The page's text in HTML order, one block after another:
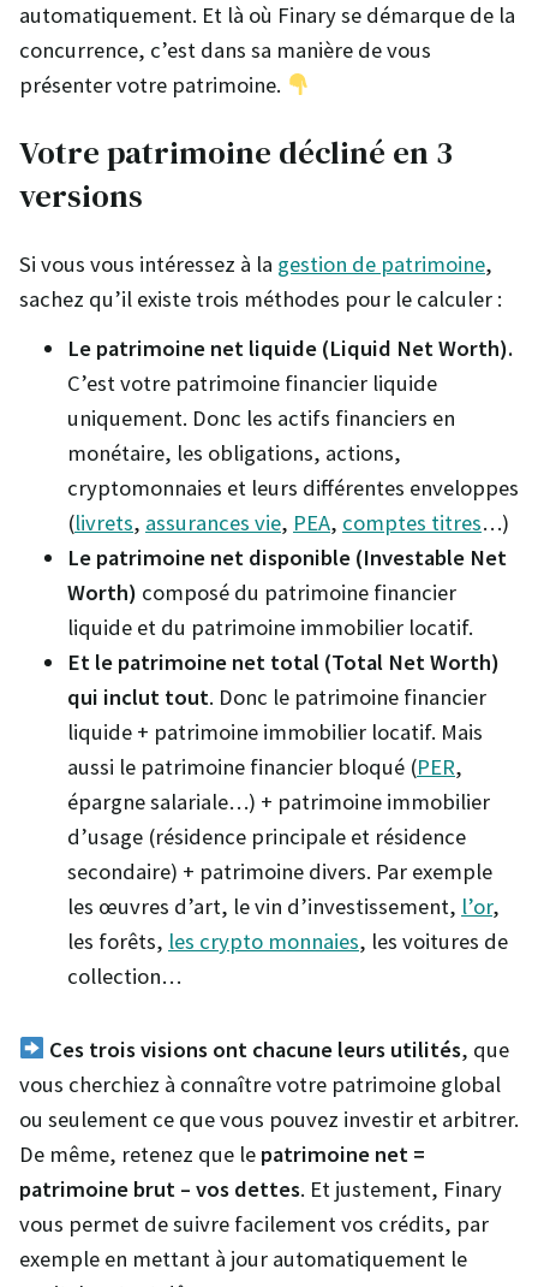
automatiquement. Et là où Finary se démarque de la
concurrence, c’est dans sa manière de vous
présenter votre patrimoine.
Votre patrimoine décliné en 3
versions
Si vous vous intéressez à la gestion de patrimoine,
sachez qu’il existe trois méthodes pour le calculer :
Le patrimoine net liquide (Liquid Net Worth).
C’est votre patrimoine financier liquide
uniquement. Donc les actifs financiers en
monétaire, les obligations, actions,
cryptomonnaies et leurs différentes enveloppes
(livrets, assurances vie, PEA, comptes titres…)
Le patrimoine net disponible (Investable Net
Worth) composé du patrimoine financier
liquide et du patrimoine immobilier locatif.
Et le patrimoine net total (Total Net Worth)
qui inclut tout. Donc le patrimoine financier
liquide + patrimoine immobilier locatif. Mais
aussi le patrimoine financier bloqué (PER,
épargne salariale…) + patrimoine immobilier
d’usage (résidence principale et résidence
secondaire) + patrimoine divers. Par exemple
les œuvres d’art, le vin d’investissement, l’or,
les forêts, les crypto monnaies, les voitures de
collection…
Ces trois visions ont chacune leurs utilités, que
vous cherchiez à connaître votre patrimoine global
ou seulement ce que vous pouvez investir et arbitrer.
De même, retenez que le patrimoine net =
patrimoine brut – vos dettes. Et justement, Finary
vous permet de suivre facilement vos crédits, par
exemple en mettant à jour automatiquement le